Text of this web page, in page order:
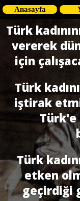
Anasayfa
Türk
vererek
için
Türk
iştirak
Türk'e
Türk
etken
geçirdiği